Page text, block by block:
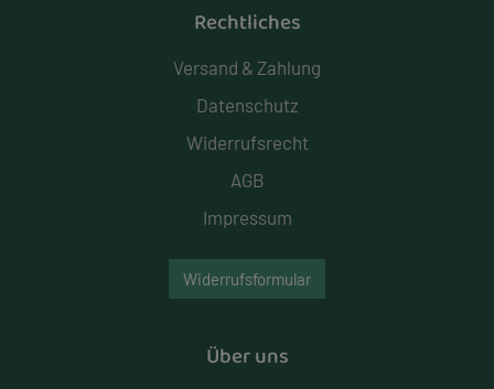
Rechtliches
Versand & Zahlung
Datenschutz
Widerrufsrecht
AGB
Impressum
Widerrufsformular
Über uns